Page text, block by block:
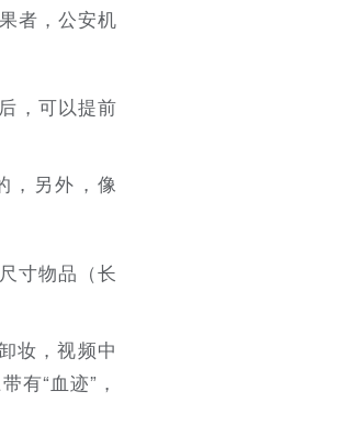
者，公安机
，可以提前
，另外，像
寸物品（长
妆，视频中
有“血迹”，